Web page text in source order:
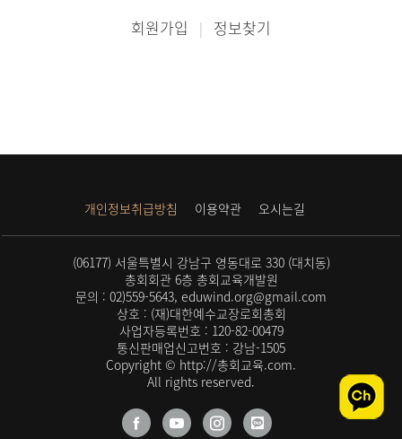
회원가입 | 정보찾기
개인정보취급방침 이용약관 오시는길
(06177) 서울특별시 강남구 영동대로 330 (대치동)
총회회관 6층 총회교육개발원
문의 : 02)559-5643, eduwind.org@gmail.com
상호 : (재)대한예수교장로회총회
사업자등록번호 : 120-82-00479
통신판매업신고번호 : 강남-1505
Copyright © http://총회교육.com.
All rights reserved.